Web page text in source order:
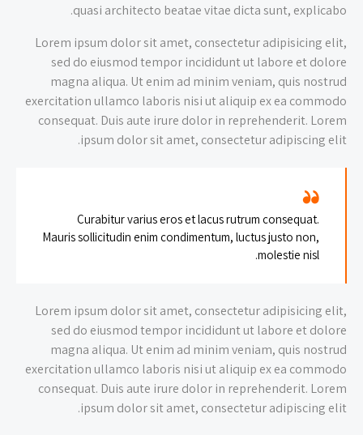
quasi architecto beatae vitae dicta sunt, explicabo.
Lorem ipsum dolor sit amet, consectetur adipisicing elit,
sed do eiusmod tempor incididunt ut labore et dolore
magna aliqua. Ut enim ad minim veniam, quis nostrud
exercitation ullamco laboris nisi ut aliquip ex ea commodo
consequat. Duis aute irure dolor in reprehenderit. Lorem
ipsum dolor sit amet, consectetur adipiscing elit.
Curabitur varius eros et lacus rutrum consequat.
Mauris sollicitudin enim condimentum, luctus justo non,
molestie nisl.
Lorem ipsum dolor sit amet, consectetur adipisicing elit,
sed do eiusmod tempor incididunt ut labore et dolore
magna aliqua. Ut enim ad minim veniam, quis nostrud
exercitation ullamco laboris nisi ut aliquip ex ea commodo
consequat. Duis aute irure dolor in reprehenderit. Lorem
ipsum dolor sit amet, consectetur adipiscing elit.